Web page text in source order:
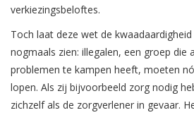
verkiezingsbeloftes.
Toch laat deze wet de
nogmaals zien: illegalen, een groep die
problemen te kampen heeft, moeten
lopen. Als zij bijvoorbeeld zorg nodig
zichzelf als de zorgverlener in gevaar.